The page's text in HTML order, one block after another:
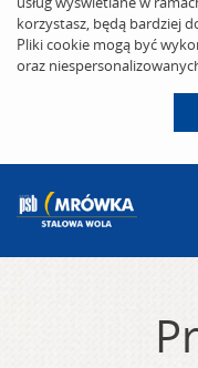
korzystasz, będą bardziej
Pliki cookie mogą być
oraz